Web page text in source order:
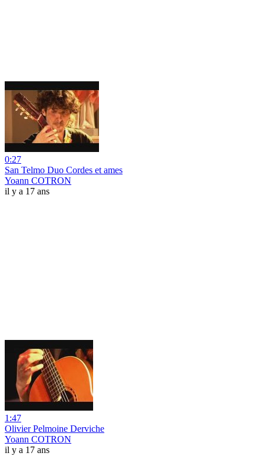
0:27
San Telmo Duo Cordes et ames
Yoann COTRON
il y a 17 ans
1:47
Olivier Pelmoine Derviche
Yoann COTRON
il y a 17 ans